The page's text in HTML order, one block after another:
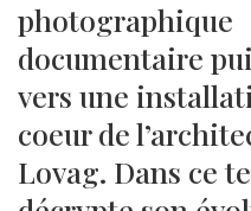
photographique
documentaire
vers une
coeur de
Lovag. Dans ce